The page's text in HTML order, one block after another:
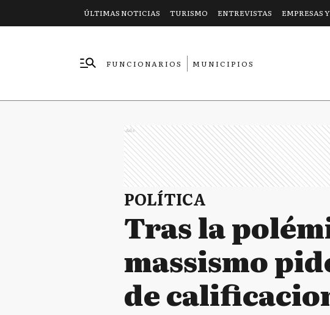
ÚLTIMAS NOTICIAS TURISMO ENTREVISTAS EMPRESAS
FUNCIONARIOS
MUNICIPIOS
Ads
POLÍTICA
Tras la
massismo
de